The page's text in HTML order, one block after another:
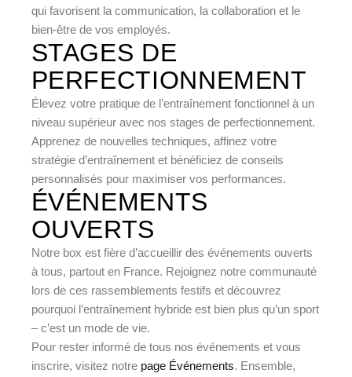
qui favorisent la communication, la collaboration et le
bien-être de vos employés.
STAGES DE
PERFECTIONNEMENT
Élevez votre pratique de l’entraînement fonctionnel à un
niveau supérieur avec nos stages de perfectionnement.
Apprenez de nouvelles techniques, affinez votre
stratégie d’entraînement et bénéficiez de conseils
personnalisés pour maximiser vos performances.
ÉVÉNEMENTS
OUVERTS
Notre box est fière d’accueillir des événements ouverts
à tous, partout en France. Rejoignez notre communauté
lors de ces rassemblements festifs et découvrez
pourquoi l’entraînement hybride est bien plus qu’un sport
– c’est un mode de vie.
Pour rester informé de tous nos événements et vous
inscrire, visitez notre page Événements. Ensemble,